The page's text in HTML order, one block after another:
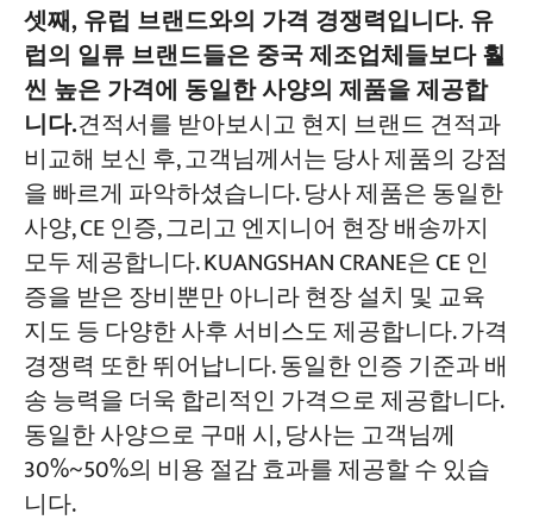
셋째, 유럽 브랜드와의 가격 경쟁력입니다. 유
럽의 일류 브랜드들은 중국 제조업체들보다 훨
씬 높은 가격에 동일한 사양의 제품을 제공합
니다.견적서를 받아보시고 현지 브랜드 견적과
비교해 보신 후, 고객님께서는 당사 제품의 강점
을 빠르게 파악하셨습니다. 당사 제품은 동일한
사양, CE 인증, 그리고 엔지니어 현장 배송까지
모두 제공합니다. KUANGSHAN CRANE은 CE 인
증을 받은 장비뿐만 아니라 현장 설치 및 교육
지도 등 다양한 사후 서비스도 제공합니다. 가격
경쟁력 또한 뛰어납니다. 동일한 인증 기준과 배
송 능력을 더욱 합리적인 가격으로 제공합니다.
동일한 사양으로 구매 시, 당사는 고객님께
30%~50%의 비용 절감 효과를 제공할 수 있습
니다.